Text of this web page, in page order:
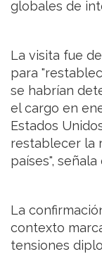
globales de
La visita fue
para
se habrían
el cargo en
Estados
restablecer la
países",
La
contexto
tensiones